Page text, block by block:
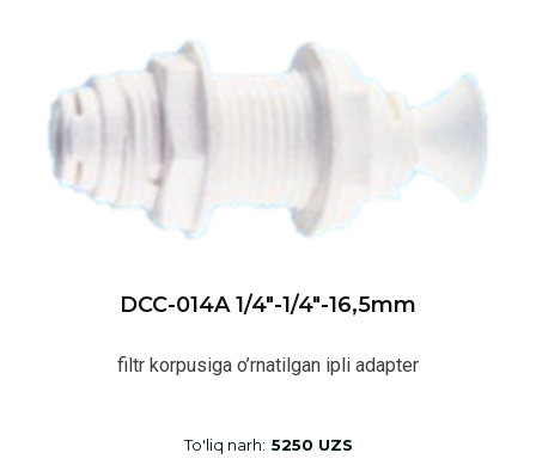
DCC-014A 1/4″-1/4″-16,5mm
filtr korpusiga o’rnatilgan ipli adapter
To'liq narh: 5250 UZS